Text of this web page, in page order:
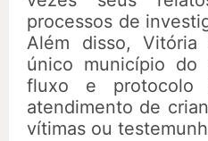
processos de
Além disso,
único município
fluxo e protocolo
atendimento de
vítimas ou